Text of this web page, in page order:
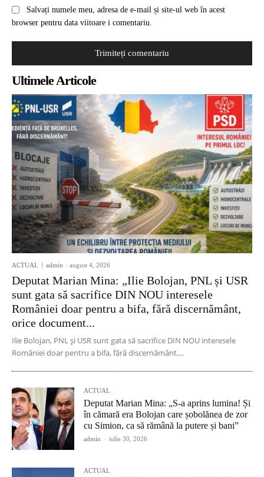
Salvați numele meu, adresa de e-mail și site-ul web în acest
browser pentru data viitoare i comentariu.
Ultimele Articole
ACTUAL admin - august 4, 2026
Deputat Marian Mina: „Ilie Bolojan, PNL și USR
sunt gata să sacrifice DIN NOU interesele
României doar pentru a bifa, fără discernământ,
orice document...
Ilie Bolojan, PNL și USR sunt gata să sacrifice DIN NOU interesele
României doar pentru a bifa, fără discernământ,...
ACTUAL
Deputat Marian Mina: „S-a aprins lumina! Și
în cămară era Bolojan care șobolănea de zor
cu Simion, ca să rămână la putere și bani”
admin - iulie 30, 2026
ACTUAL